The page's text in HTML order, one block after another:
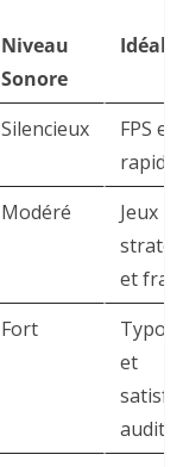
Niveau
Sonore
Idéal
Silencieux
FPS et
Modéré
Jeux
et
Fort
et